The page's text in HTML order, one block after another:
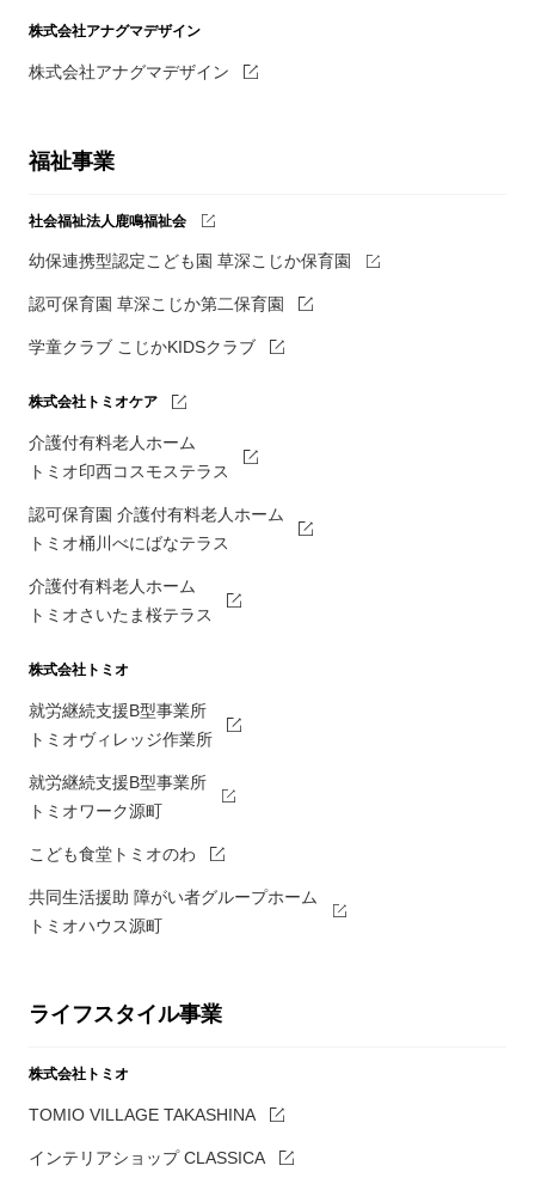
株式会社アナグマデザイン
株式会社アナグマデザイン
福祉事業
社会福祉法人鹿鳴福祉会
幼保連携型認定こども園 草深こじか保育園
認可保育園 草深こじか第二保育園
学童クラブ こじかKIDSクラブ
株式会社トミオケア
介護付有料老人ホーム
トミオ印西コスモステラス
認可保育園 介護付有料老人ホーム
トミオ桶川べにばなテラス
介護付有料老人ホーム
トミオさいたま桜テラス
株式会社トミオ
就労継続支援B型事業所
トミオヴィレッジ作業所
就労継続支援B型事業所
トミオワーク源町
こども食堂トミオのわ
共同生活援助 障がい者グループホーム
トミオハウス源町
ライフスタイル事業
株式会社トミオ
TOMIO VILLAGE TAKASHINA
インテリアショップ CLASSICA